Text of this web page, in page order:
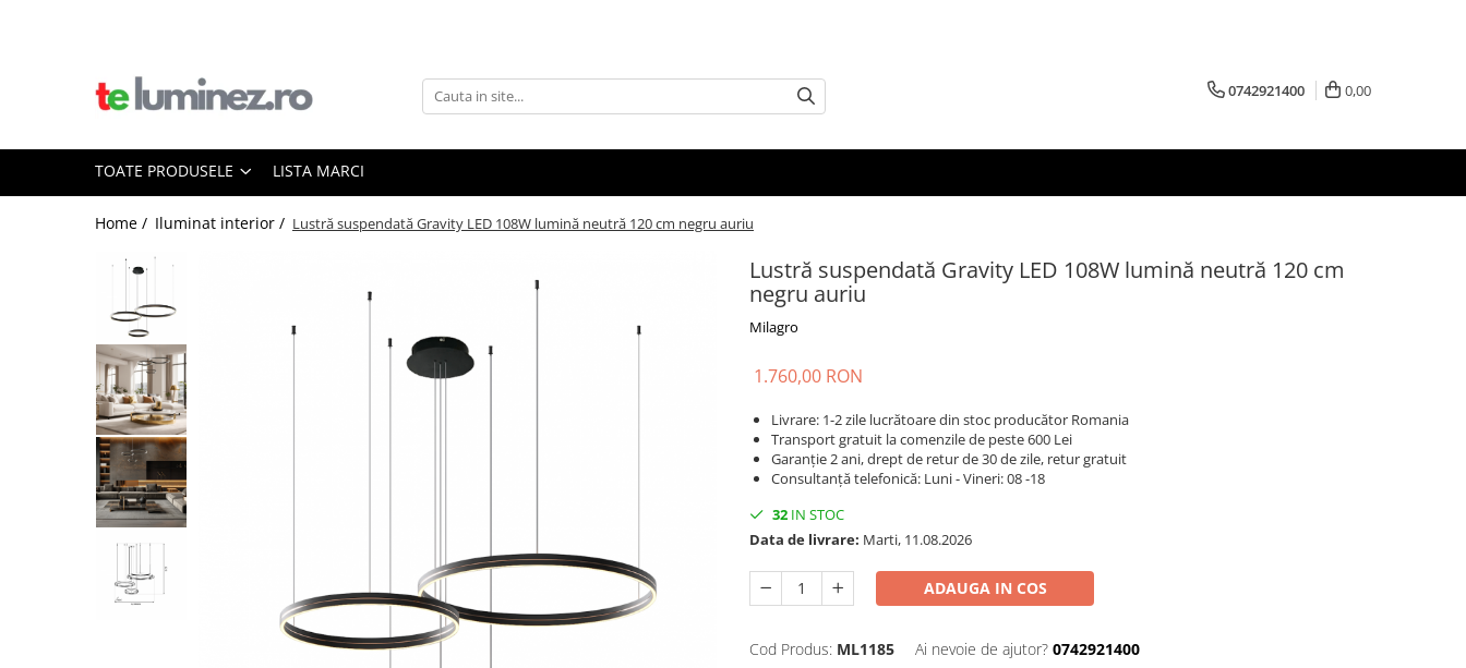
Iluminat interior
Iluminat baie
Iluminat exterior
0742921400 0,00
TOATE PRODUSELE LISTA MARCI
Home / Iluminat interior / Lustră suspendată Gravity LED 108W lumină neutră 120 cm negru auriu
Lustră suspendată Gravity LED 108W lumină neutră 120 cm
negru auriu
Milagro
1.760,00 RON
Livrare: 1-2 zile lucrătoare din stoc producător Romania
Transport gratuit la comenzile de peste 600 Lei
Garanție 2 ani, drept de retur de 30 de zile, retur gratuit
Consultanță telefonică: Luni - Vineri: 08 -18
32 IN STOC
Data de livrare: Marti, 11.08.2026
ADAUGA IN COS
Cod Produs: ML1185 Ai nevoie de ajutor? 0742921400